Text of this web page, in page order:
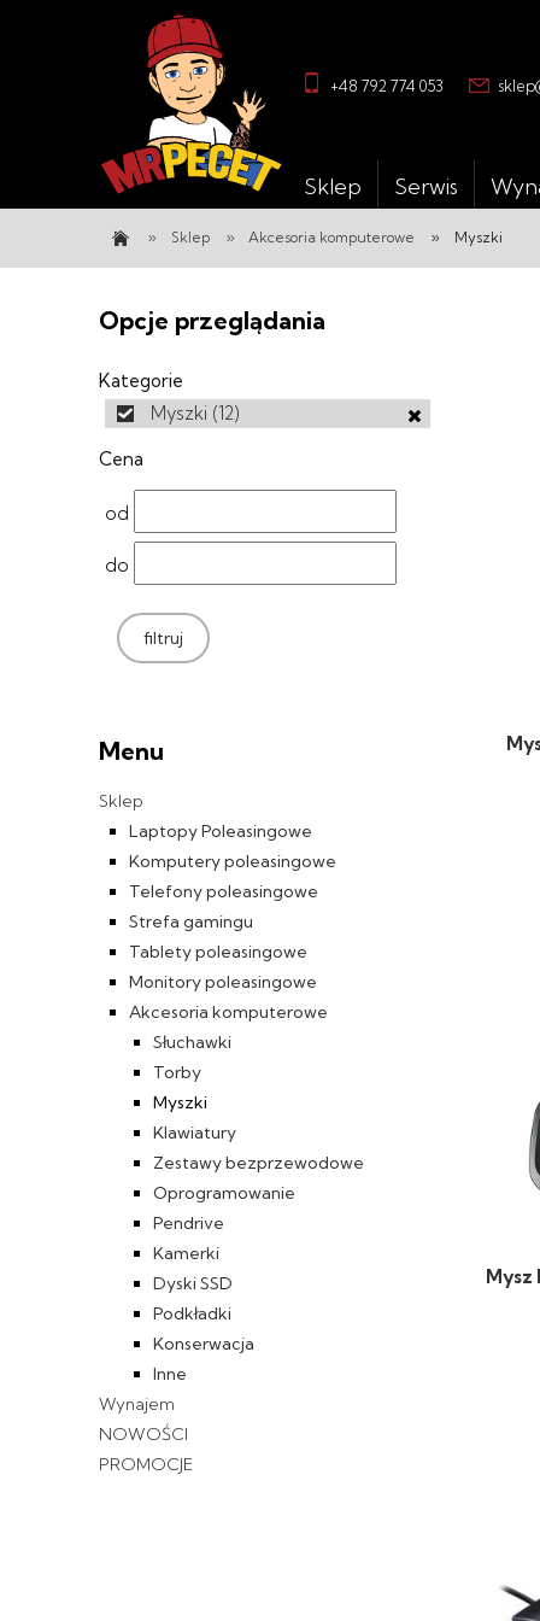
+48 792 774 053
Sklep Serwis
» Sklep » Akcesoria komputerowe » Myszki
Opcje przeglądania
Kategorie
Myszki (12)
Cena
od
do
filtruj
Menu
Sklep
Laptopy Poleasingowe
Komputery poleasingowe
Telefony poleasingowe
Strefa gamingu
Tablety poleasingowe
Monitory poleasingowe
Akcesoria komputerowe
Słuchawki
Torby
Myszki
Klawiatury
Zestawy bezprzewodowe
Oprogramowanie
Pendrive
Kamerki
Dyski SSD
Podkładki
Konserwacja
Inne
Wynajem
NOWOŚCI
PROMOCJE
Mysz